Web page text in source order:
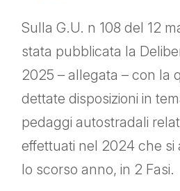
Sulla G.U. n 108 del 12
stata pubblicata la
2025 – allegata – con la
dettate disposizioni in
pedaggi autostradali
effettuati nel 2024 che si
lo scorso anno, in 2 Fasi.